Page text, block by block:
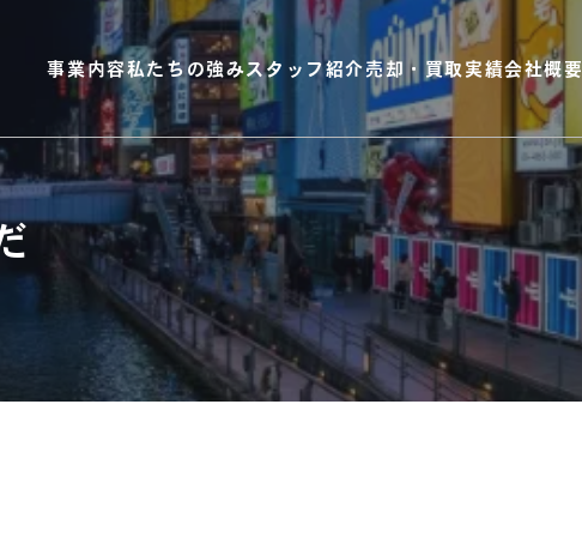
事業内容私たちの強み スタッフ紹介 売却・買取実績会社概要